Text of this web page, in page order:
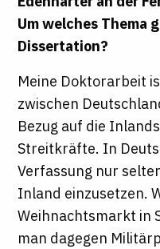
Um welches Thema
Dissertation?
Meine Doktorarbeit
zwischen
Bezug auf die
Streitkräfte. In
Verfassung nur
Inland einzusetzen.
Weihnachtsmarkt in
man dagegen